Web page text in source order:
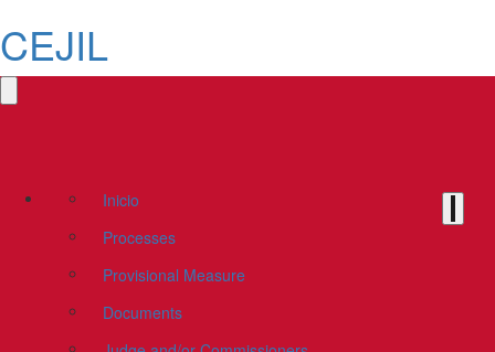
CEJIL
Inicio
Processes
Provisional Measure
Documents